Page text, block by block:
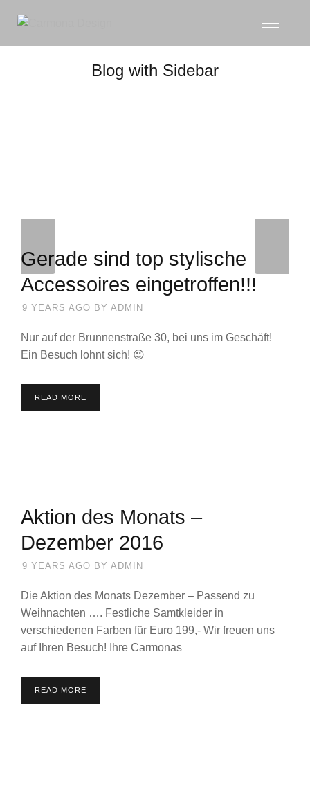
Blog with Sidebar
Gerade sind top stylische
Accessoires eingetroffen!!!
9 YEARS AGO BY ADMIN
Nur auf der Brunnenstraße 30, bei uns im Geschäft!
Ein Besuch lohnt sich! 😉
READ MORE
Aktion des Monats –
Dezember 2016
9 YEARS AGO BY ADMIN
Die Aktion des Monats Dezember – Passend zu
Weihnachten …. Festliche Samtkleider in
verschiedenen Farben für Euro 199,- Wir freuen uns
auf Ihren Besuch! Ihre Carmonas
READ MORE